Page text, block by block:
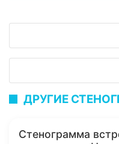
ДРУГИЕ
Стенограмма